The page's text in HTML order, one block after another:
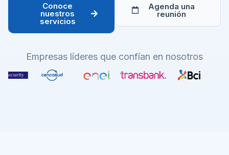
Conoce
nuestros
servicios
Agenda una
reunión
Empresas líderes que confían en nosotros